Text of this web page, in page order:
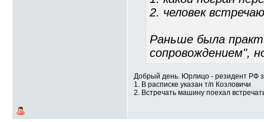
2. человек
Раньше была
сопровождением",
Добрый день. Юрлицо - резидент РФ
1. В расписке указан т/п Козловичи
2. Встречать машину поехал